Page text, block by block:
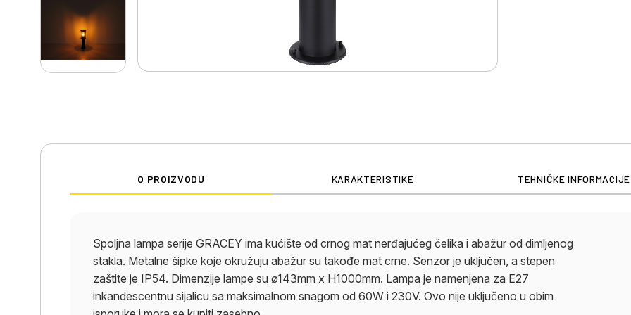
O PROIZVODU KARAKTERISTIKE TEHNIČKE INFORMACIJE
Spoljna lampa serije GRACEY ima kućište od crnog mat nerđajućeg čelika i abažur od dimljenog
stakla. Metalne šipke koje okružuju abažur su takođe mat crne. Senzor je uključen, a stepen
zaštite je IP54. Dimenzije lampe su ø143mm x H1000mm. Lampa je namenjena za E27
inkandescentnu sijalicu sa maksimalnom snagom od 60W i 230V. Ovo nije uključeno u obim